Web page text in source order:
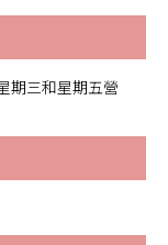
期三和星期五營